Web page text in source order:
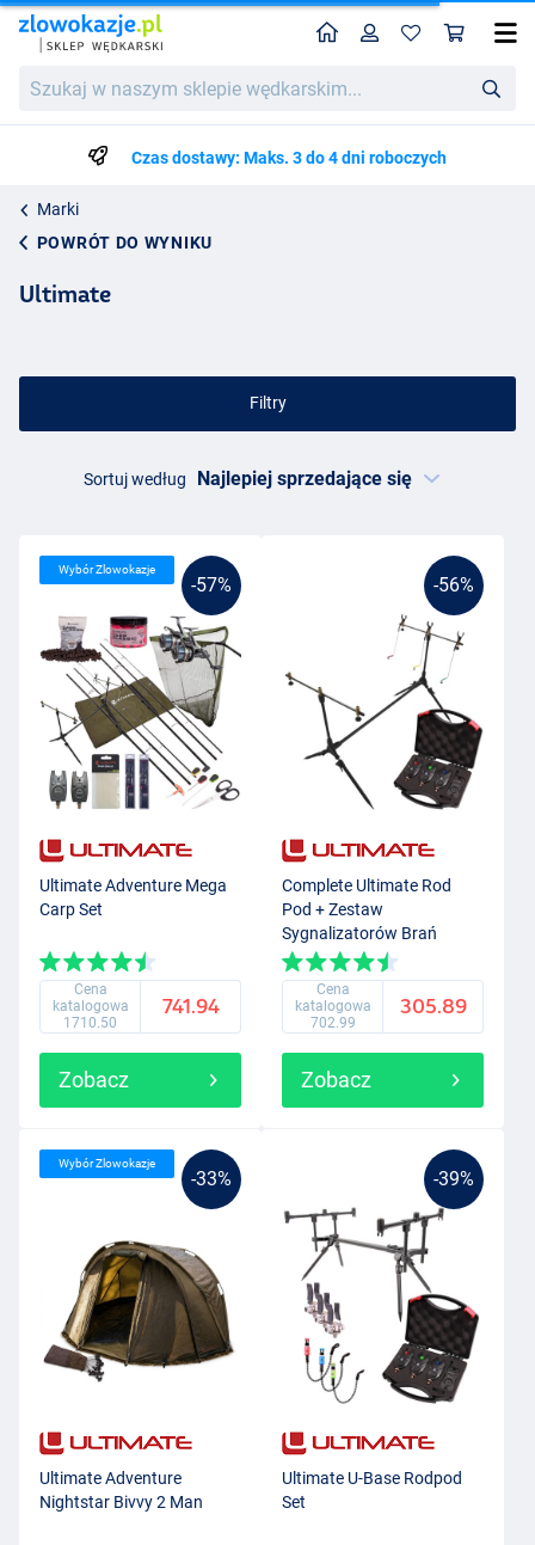
w
wędkarskim...
HomeProfil
Czas dostawy: Maks. 3 do 4 dni roboczych
Marki
POWRÓT DO WYNIKU
Ultimate
Filtry
Sortuj według
-57%
Wybór Zlowokazje
Ultimate Adventure Mega
Carp Set
Cena
katalogowa
1710.50
741.94
Zobacz
-56%
Complete Ultimate Rod
Pod + Zestaw
Sygnalizatorów Brań
Cena
katalogowa
702.99
305.89
Zobacz
-33%
Wybór Zlowokazje
Ultimate Adventure
Nightstar Bivvy 2 Man
-39%
Ultimate U-Base Rodpod
Set